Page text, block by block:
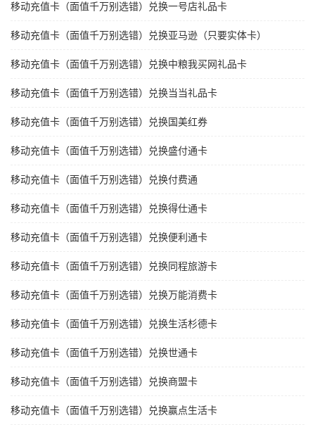
移动充值卡（面值千万别选错）兑换一号店礼品卡
移动充值卡（面值千万别选错）兑换亚马逊（只要实体卡）
移动充值卡（面值千万别选错）兑换中粮我买网礼品卡
移动充值卡（面值千万别选错）兑换当当礼品卡
移动充值卡（面值千万别选错）兑换国美红券
移动充值卡（面值千万别选错）兑换盛付通卡
移动充值卡（面值千万别选错）兑换付费通
移动充值卡（面值千万别选错）兑换得仕通卡
移动充值卡（面值千万别选错）兑换便利通卡
移动充值卡（面值千万别选错）兑换同程旅游卡
移动充值卡（面值千万别选错）兑换万能消费卡
移动充值卡（面值千万别选错）兑换生活杉德卡
移动充值卡（面值千万别选错）兑换世通卡
移动充值卡（面值千万别选错）兑换商盟卡
移动充值卡（面值千万别选错）兑换赢点生活卡